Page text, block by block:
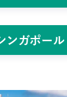
ンガポール